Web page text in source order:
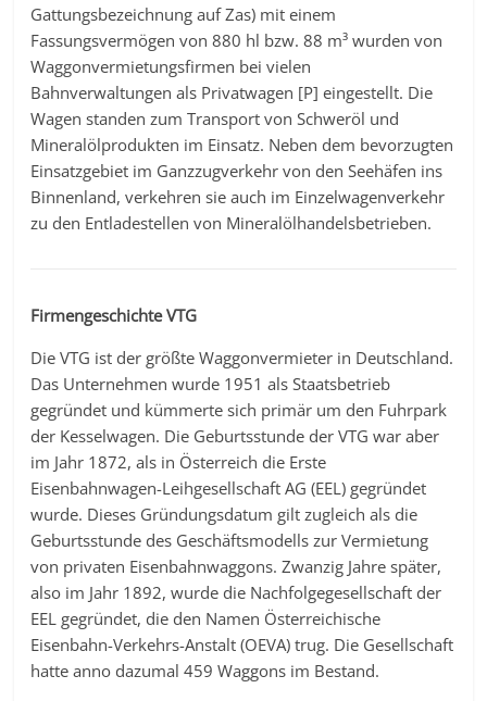
Gattungsbezeichnung auf Zas) mit einem
Fassungsvermögen von 880 hl bzw. 88 m³ wurden von
Waggonvermietungsfirmen bei vielen
Bahnverwaltungen als Privatwagen [P] eingestellt. Die
Wagen standen zum Transport von Schweröl und
Mineralölprodukten im Einsatz. Neben dem bevorzugten
Einsatzgebiet im Ganzzugverkehr von den Seehäfen ins
Binnenland, verkehren sie auch im Einzelwagenverkehr
zu den Entladestellen von Mineralölhandelsbetrieben.
Firmengeschichte VTG
Die VTG ist der größte Waggonvermieter in Deutschland.
Das Unternehmen wurde 1951 als Staatsbetrieb
gegründet und kümmerte sich primär um den Fuhrpark
der Kesselwagen. Die Geburtsstunde der VTG war aber
im Jahr 1872, als in Österreich die Erste
Eisenbahnwagen-Leihgesellschaft AG (EEL) gegründet
wurde. Dieses Gründungsdatum gilt zugleich als die
Geburtsstunde des Geschäftsmodells zur Vermietung
von privaten Eisenbahnwaggons. Zwanzig Jahre später,
also im Jahr 1892, wurde die Nachfolgegesellschaft der
EEL gegründet, die den Namen Österreichische
Eisenbahn-Verkehrs-Anstalt (OEVA) trug. Die Gesellschaft
hatte anno dazumal 459 Waggons im Bestand.